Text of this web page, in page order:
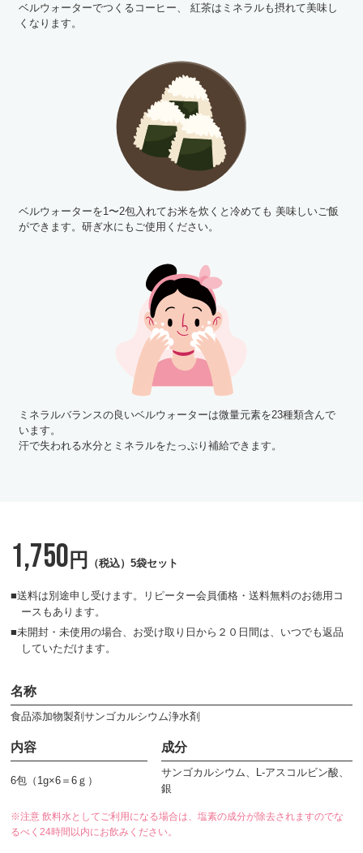
ベルウォーターでつくるコーヒー、
紅茶はミネラルも摂れて美味し
くなります。
ベルウォーターを1〜2包入れてお米を炊くと冷めても 美味しいご飯
ができます。研ぎ水にもご使用ください。
ミネラルバランスの良いベルウォーターは微量元素を23種類含んで
います。
汗で失われる水分とミネラルをたっぷり補給できます。
1,750 円 （税込）5袋セット
■送料は別途申し受けます。リピーター会員価格・送料無料のお徳用コ
ースもあります。
■未開封・未使用の場合、お受け取り日から２０日間は、いつでも返品
していただけます。
名称
⾷品添加物製剤サンゴカルシウム浄⽔剤
内容
6包（1g×6＝6ｇ）
成分
サンゴカルシウム、L-アスコルビン酸、
銀
※注意 飲料⽔としてご利⽤になる場合は、塩素の成分が除去されますのでな
るべく24時間以内にお飲みください。